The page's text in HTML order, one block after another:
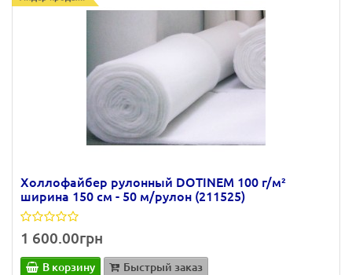
Холлофайбер рулонный DOTINEM 100 г/м²
ширина 150 см - 50 м/рулон (211525)
1 600.00грн
В корзину Быстрый заказ